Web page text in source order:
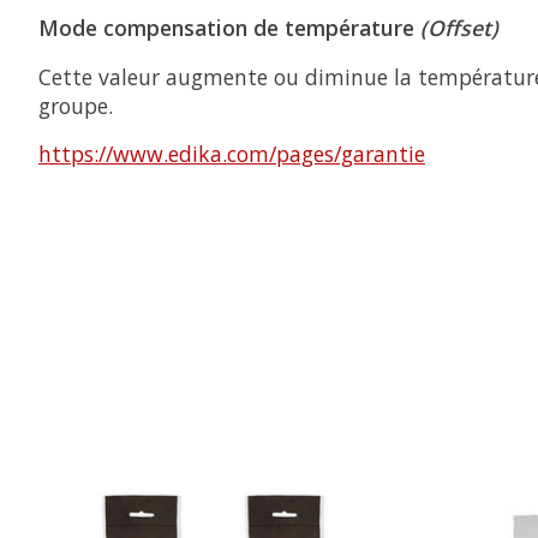
Mode compensation de température (Offset)
Cette valeur augmente ou diminue la
groupe.
https://www.edika.com/pages/garantie